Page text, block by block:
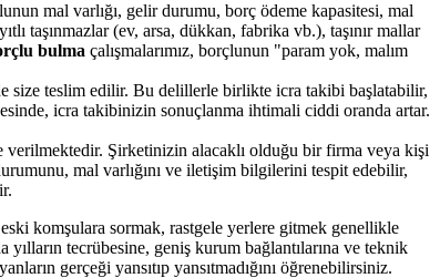
mal varlığı, gelir durumu, borç ödeme kapasitesi, mal
taşınmazlar (ev, arsa, dükkan, fabrika vb.), taşınır mallar
bulma çalışmalarımız, borçlunun "param yok, malım
size teslim edilir. Bu delillerle birlikte icra takibi başlatabilir,
icra takibinizin sonuçlanma ihtimali ciddi oranda artar.
verilmektedir. Şirketinizin alacaklı olduğu bir firma veya kişi
mal varlığını ve iletişim bilgilerini tespit edebilir,
komşulara sormak, rastgele yerlere gitmek genellikle
yılların tecrübesine, geniş kurum bağlantılarına ve teknik
gerçeği yansıtıp yansıtmadığını öğrenebilirsiniz.